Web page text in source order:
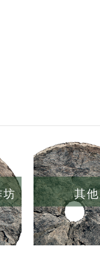
坊 其他